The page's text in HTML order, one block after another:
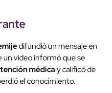
difundió un mensaje en
un video informó que se
médicay calificó de
el conocimiento.